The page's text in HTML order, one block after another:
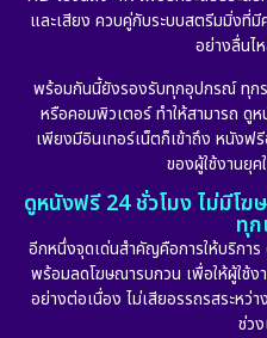
และเสียง ควบคู่กับระบบสตรีมมิ่งที่มี
อย่างลื่นไ
พร้อมกันนี้ยังรองรับทุกอุปกรณ์ ทุกร
หรือคอมพิวเตอร์ ทำให้สามารถ ดู
เพียงมีอินเทอร์เน็ตก็เข้าถึง หนังฟ
ของผู้ใช้งานยุ
ดูหนังฟรี 24 ชั่วโมง ไม่มีโฆ
ทุ
อีกหนึ่งจุดเด่นสำคัญคือการให้บริกา
พร้อมลดโฆษณารบกวน เพื่อให้ผู้ใช้ง
อย่างต่อเนื่อง ไม่เสียอรรถรสระหว่
ช่วง